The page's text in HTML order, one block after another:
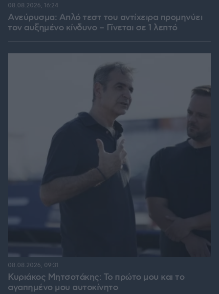
Ανεύρυσμα: Απλό τεστ του αντίχειρα προμηνύει
τον αυξημένο κίνδυνο – Γίνεται σε 1 λεπτό
08.08.2026, 16:24
Κυριάκος Μητσοτάκης: Το πρώτο μου και το
αγαπημένο μου αυτοκίνητο
08.08.2026, 09:31